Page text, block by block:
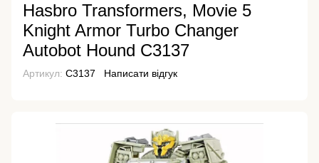
Hasbro Transformers, Movie 5
Knight Armor Turbo Changer
Autobot Hound C3137
Артикул: C3137 Написати відгук